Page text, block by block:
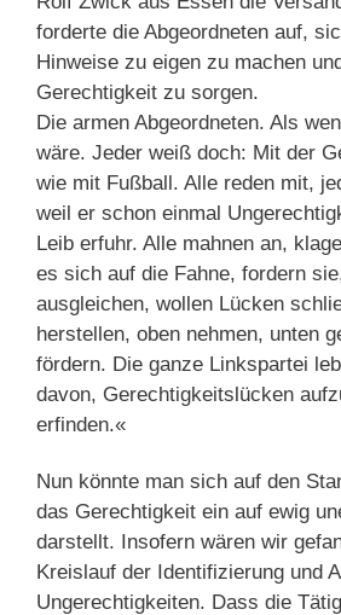
forderte die Abgeordneten auf,
Hinweise zu eigen zu machen
Gerechtigkeit zu sorgen.
Die armen Abgeordneten. Als
wäre. Jeder weiß doch: Mit der
wie mit Fußball. Alle reden mit,
weil er schon einmal
Leib erfuhr. Alle mahnen an,
es sich auf die Fahne, fordern
ausgleichen, wollen Lücken
herstellen, oben nehmen, unten
fördern. Die ganze Linkspartei
davon, Gerechtigkeitslücken
erfinden.«
Nun könnte man sich auf den
das Gerechtigkeit ein auf ewig
darstellt. Insofern wären wir
Kreislauf der Identifizierung und
Ungerechtigkeiten. Dass die